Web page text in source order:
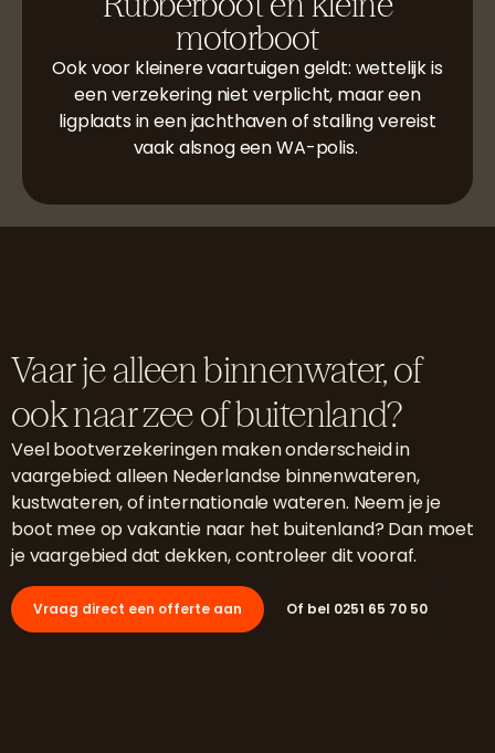
motorboot
Ook voor kleinere vaartuigen geldt: wettelijk is
een verzekering niet verplicht, maar een
ligplaats in een jachthaven of stalling vereist
vaak alsnog een WA-polis.
Vaar je alleen binnenwater, of
ook naar zee of buitenland?
Veel bootverzekeringen maken onderscheid in
vaargebied: alleen Nederlandse binnenwateren,
kustwateren, of internationale wateren. Neem je je
boot mee op vakantie naar het buitenland? Dan moet
je vaargebied dat dekken, controleer dit vooraf.
Vraag direct een offerte aan Of bel 0251 65 70 50